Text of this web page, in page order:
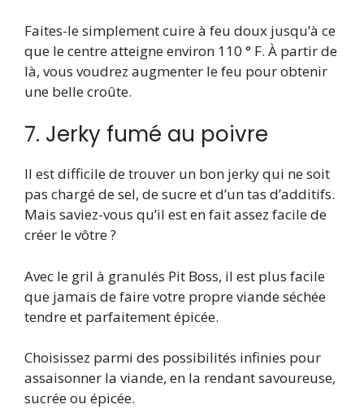
Faites-le simplement cuire à feu doux jusqu’à ce
que le centre atteigne environ 110 ° F. À partir de
là, vous voudrez augmenter le feu pour obtenir
une belle croûte.
7. Jerky fumé au poivre
Il est difficile de trouver un bon jerky qui ne soit
pas chargé de sel, de sucre et d’un tas d’additifs.
Mais saviez-vous qu’il est en fait assez facile de
créer le vôtre ?
Avec le gril à granulés Pit Boss, il est plus facile
que jamais de faire votre propre viande séchée
tendre et parfaitement épicée.
Choisissez parmi des possibilités infinies pour
assaisonner la viande, en la rendant savoureuse,
sucrée ou épicée.